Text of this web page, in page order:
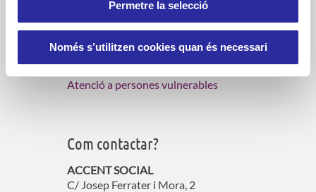
Permetre la selecció
Només s’utilitzen cookies quan és necessari
Què fem?
Serveis d’atenció domiciliària
Gestió de residències per a gent gran
Atenció a persones vulnerables
Com contactar?
ACCENT SOCIAL
C/ Josep Ferrater i Mora, 2